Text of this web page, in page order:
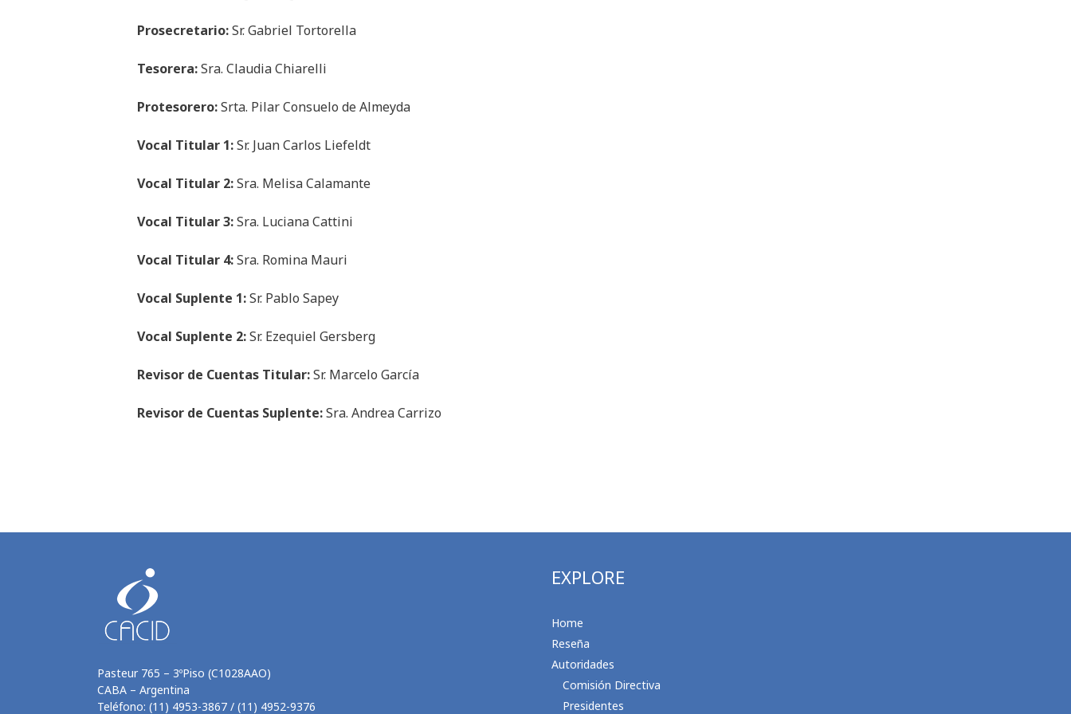
Prosecretario:Sr. Gabriel Tortorella
Tesorera:Sra. Claudia Chiarelli
Protesorero:Srta. Pilar Consuelo de Almeyda
Vocal Titular 1:Sr. Juan Carlos Liefeldt
Vocal Titular 2:Sra. Melisa Calamante
Vocal Titular 3:Sra. Luciana Cattini
Vocal Titular 4:Sra. Romina Mauri
Vocal Suplente 1:Sr. Pablo Sapey
Vocal Suplente 2:Sr. Ezequiel Gersberg
Revisor de Cuentas Titular:Sr. Marcelo García
Revisor de Cuentas Suplente:Sra. Andrea Carrizo
Pasteur 765 – 3ºPiso (C1028AAO)
CABA – Argentina
Teléfono: (11) 4953-3867 / (11) 4952-9376
EXPLORE
Home
Reseña
Autoridades
Comisión Directiva
Presidentes